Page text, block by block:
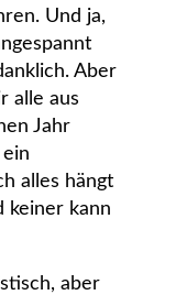
Und ja,
Aber
alle aus
Jahr
alles hängt
keiner kann
aber